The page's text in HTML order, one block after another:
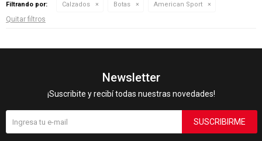
Filtrando por: Calzados Botas American Sport
Quitar filtros
Newsletter
¡Suscribite y recibí todas nuestras novedades!
SUSCRIBIRME